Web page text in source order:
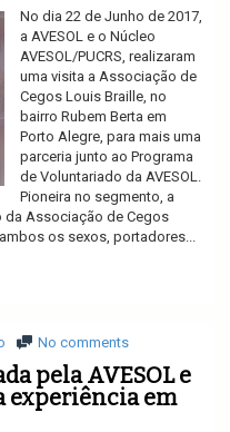
No dia 22 de Junho de 2017,
a AVESOL e o Núcleo
AVESOL/PUCRS, realizaram
uma visita a Associação de
Cegos Louis Braille, no
bairro Rubem Berta em
Porto Alegre, para mais uma
parceria junto ao Programa
de Voluntariado da AVESOL.
Pioneira no segmento, a
da Associação de Cegos
os sexos, portadores...
No comments
pela AVESOL e
experiência em